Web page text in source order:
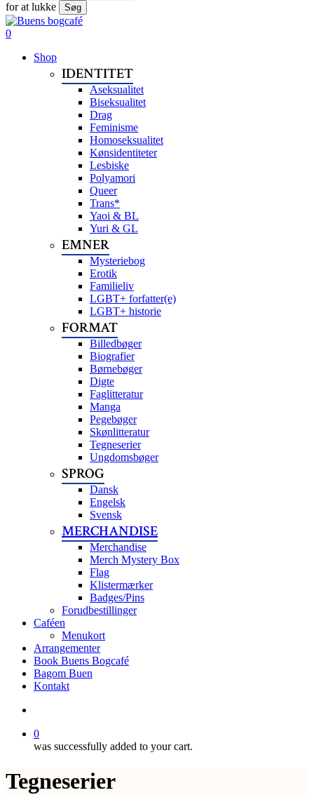
for at lukke
Søg
Close
Search
search
0
Shop
IDENTITET
Aseksualitet
Biseksualitet
Drag
Feminisme
Homoseksualitet
Kønsidentiteter
Lesbiske
Polyamori
Queer
Trans*
Yaoi & BL
Yuri & GL
EMNER
Mysteriebog
Erotik
Familieliv
LGBT+ forfatter(e)
LGBT+ historie
FORMAT
Billedbøger
Biografier
Børnebøger
Digte
Faglitteratur
Manga
Pegebøger
Skønlitteratur
Tegneserier
Ungdomsbøger
SPROG
Dansk
Engelsk
Svensk
MERCHANDISE
Merchandise
Merch Mystery Box
Flag
Klistermærker
Badges/Pins
Forudbestillinger
Caféen
Menukort
Arrangementer
Book Buens Bogcafé
Bagom Buen
Kontakt
0
was successfully added to your cart.
Tegneserier